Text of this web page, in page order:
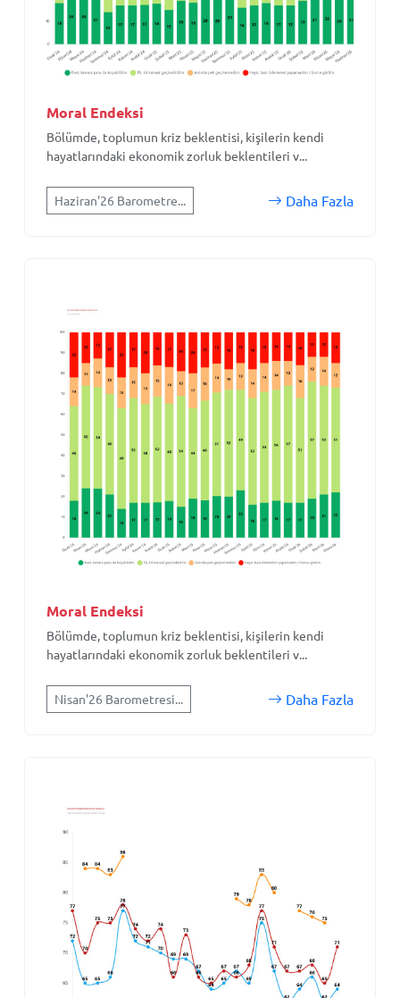
Moral Endeksi
Bölümde, toplumun kriz beklentisi, kişilerin kendi
hayatlarındaki ekonomik zorluk beklentileri v...
Haziran'26 Barometre... Daha Fazla
Moral Endeksi
Bölümde, toplumun kriz beklentisi, kişilerin kendi
hayatlarındaki ekonomik zorluk beklentileri v...
Nisan'26 Barometresi... Daha Fazla